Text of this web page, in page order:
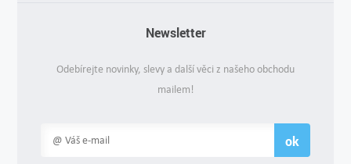
Newsletter
Odebírejte novinky, slevy a další věci z našeho obchodu
mailem!
ok